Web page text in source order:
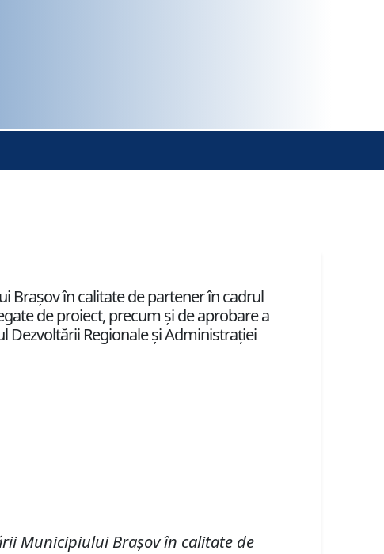
Braşov în calitate de partener în cadrul
de proiect, precum şi de aprobare a
Dezvoltării Regionale şi Administraţiei
Municipiului Braşov în calitate de